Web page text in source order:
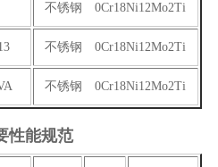
不锈钢 0Cr18Ni12Mo2Ti
不锈钢 0Cr18Ni12Mo2Ti
不锈钢 0Cr18Ni12Mo2Ti
性能规范